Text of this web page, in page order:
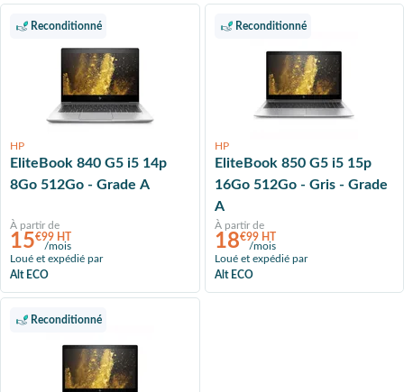
Reconditionné
HP
EliteBook 840 G5 i5 14p
8Go 512Go - Grade A
À partir de
15€99 HT
/mois
Loué et expédié par
Alt ECO
Reconditionné
HP
EliteBook 850 G5 i5 15p
16Go 512Go - Gris - Grade
A
À partir de
18€99 HT
/mois
Loué et expédié par
Alt ECO
Reconditionné